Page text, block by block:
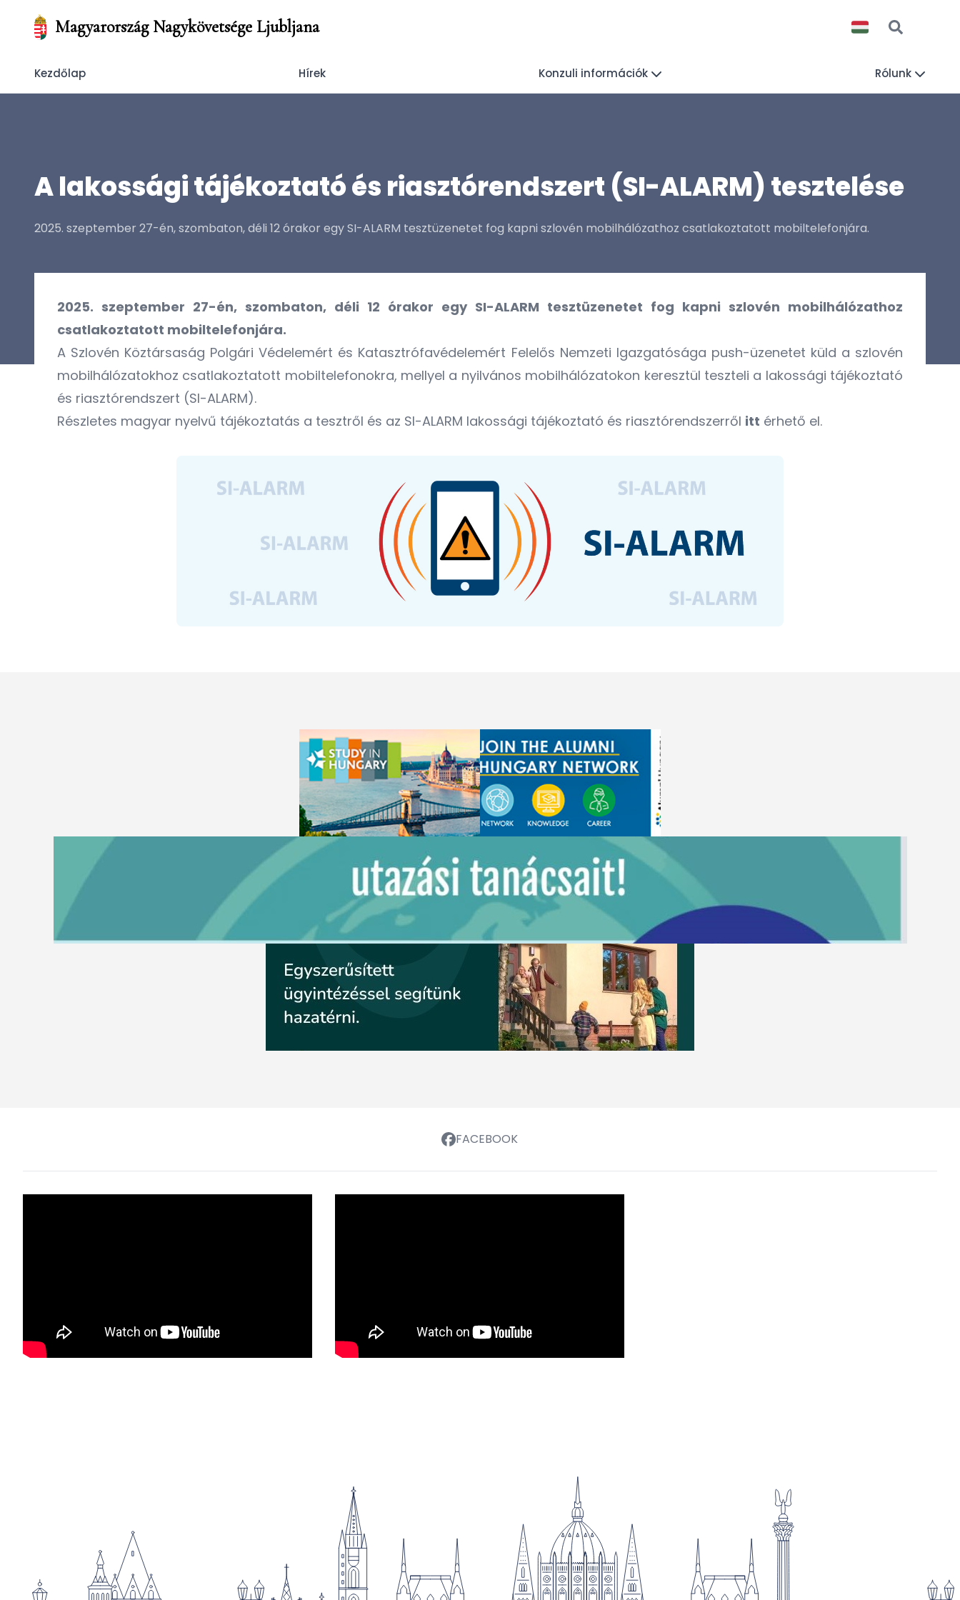
Magyarország Nagykövetsége Ljubljana
Kezdőlap Hírek Konzuli információk Rólunk
A lakossági tájékoztató és riasztórendszert (SI-ALARM) tesztelése
2025. szeptember 27-én, szombaton, déli 12 órakor egy SI-ALARM tesztüzenetet fog kapni szlovén mobilhálózathoz csatlakoztatott mobiltelefonjára.
2025. szeptember 27-én, szombaton, déli 12 órakor egy SI-ALARM tesztüzenetet fog kapni szlovén mobilhálózathoz
csatlakoztatott mobiltelefonjára.
A Szlovén Köztársaság Polgári Védelemért és Katasztrófavédelemért Felelős Nemzeti Igazgatósága push-üzenetet küld a szlovén
mobilhálózatokhoz csatlakoztatott mobiltelefonokra, mellyel a nyilvános mobilhálózatokon keresztül teszteli a lakossági tájékoztató
és riasztórendszert (SI-ALARM).
Részletes magyar nyelvű tájékoztatás a tesztről és az SI-ALARM lakossági tájékoztató és riasztórendszerről itt érhető el.
FACEBOOK